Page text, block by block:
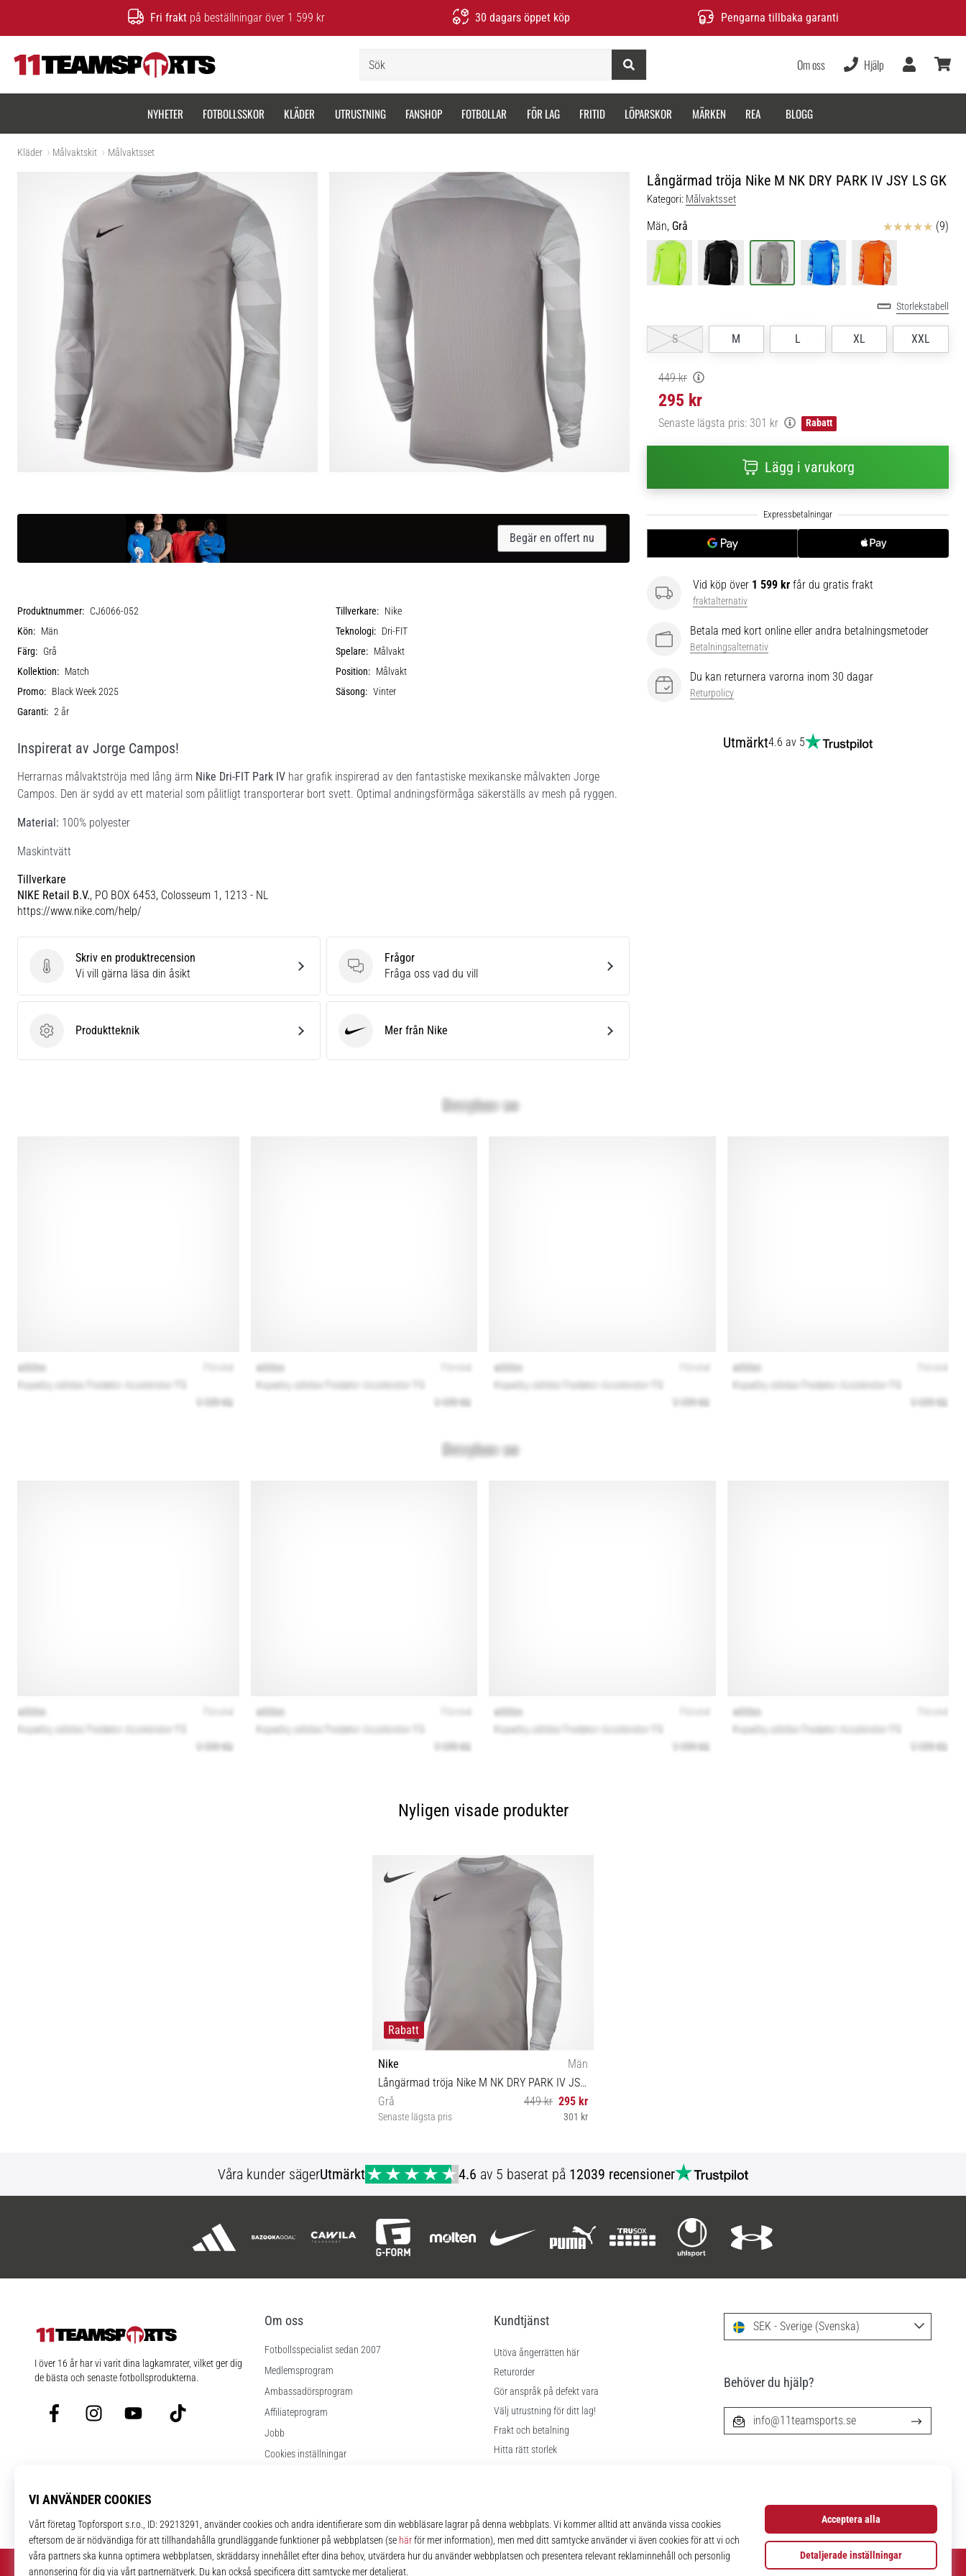
Fri frakt på beställningar över 1 599 kr 30 dagars öppet köp Pengarna tillbaka garanti
Om oss Hjälp
NYHETER FOTBOLLSSKOR KLÄDER UTRUSTNING FANSHOP FOTBOLLAR FÖR LAG FRITID LÖPARSKOR MÄRKEN REA BLOGG
Kläder Målvaktskit Målvaktsset
Långärmad tröja Nike M NK DRY PARK IV JSY LS GK
Kategori: Målvaktsset
Män, Grå Recensioner (9)
Storlekstabell
S M L XL XXL
449 kr
295 kr
Senaste lägsta pris: 301 kr Rabatt
Lägg i varukorg
Vid köp över 1 599 kr får du gratis frakt
fraktalternativ
Betala med kort online eller andra betalningsmetoder
Betalningsalternativ
Du kan returnera varorna inom 30 dagar
Returpolicy
Utmärkt4.6 av 5
Begär en offert nu
Produktnummer: CJ6066-052 Tillverkare: Nike
Kön: Män Teknologi: Dri-FIT
Färg: Grå Spelare: Målvakt
Kollektion: Match Position: Målvakt
Promo: Black Week 2025 Säsong: Vinter
Garanti: 2 år
Inspirerat av Jorge Campos!
Herrarnas målvaktströja med lång ärm Nike Dri-FIT Park IV har grafik inspirerad av den fantastiske mexikanske målvakten Jorge
Campos. Den är sydd av ett material som pålitligt transporterar bort svett. Optimal andningsförmåga säkerställs av mesh på ryggen.
Material: 100% polyester
Maskintvätt
Tillverkare
NIKE Retail B.V., PO BOX 6453, Colosseum 1, 1213 - NL
https://www.nike.com/help/
Skriv en produktrecension
Skriv en produktrecension
Vi vill gärna läsa din åsikt
Frågor
Frågor
Fråga oss vad du vill
ProduktteknikProduktteknik Mer från Nike
Nyligen visade produkter
Rabatt
Nike
Män
Långärmad tröja Nike M NK DRY PARK IV JSY LS GK
Grå
449 kr 295 kr
Senaste lägsta pris 301 kr
Våra kunder sägerUtmärkt 4.6 av 5 baserat på 12039 recensioner
11teamsports.se
I över 16 år har vi varit dina lagkamrater, vilket ger dig
de bästa och senaste fotbollsprodukterna.
FacebookInstagramYouTubeTikTok
Om oss
Fotbollsspecialist sedan 2007
Medlemsprogram
Ambassadörsprogram
Affiliateprogram
Jobb
Cookies inställningar
Kundtjänst
Utöva ångerrätten här
Returorder
Gör anspråk på defekt vara
Välj utrustning för ditt lag!
Frakt och betalning
Hitta rätt storlek
SEK - Sverige (Svenska)
Behöver du hjälp?
info@11teamsports.se